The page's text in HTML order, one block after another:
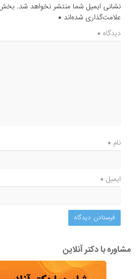
نشانی ایمیل شما منتشر نخواهد شد.
علامت‌گذاری شده‌اند*
دیدگاه*
نام*
ایمیل*
مشاوره با دکتر آنلاین